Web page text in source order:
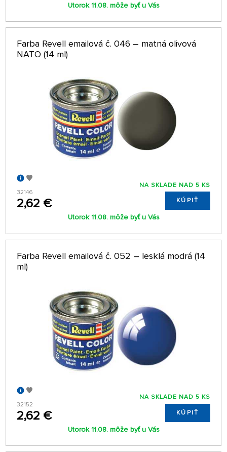
Utorok 11.08. môže byť u Vás
Farba Revell emailová č. 046 – matná olivová
NATO (14 ml)
32146
2,62 €
NA SKLADE NAD 5 KS
KÚPIŤ
Utorok 11.08. môže byť u Vás
Farba Revell emailová č. 052 – lesklá modrá (14
ml)
32152
2,62 €
NA SKLADE NAD 5 KS
KÚPIŤ
Utorok 11.08. môže byť u Vás